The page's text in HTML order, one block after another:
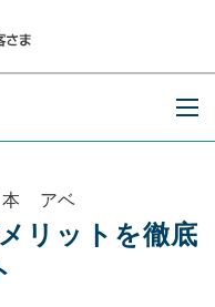
本 アベ
リットを徹底